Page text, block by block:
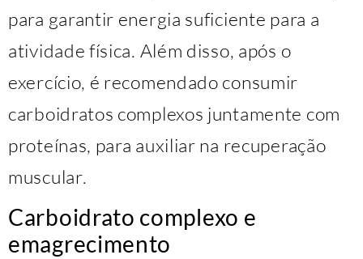
para garantir energia suficiente para a
atividade física. Além disso, após o
exercício, é recomendado consumir
carboidratos complexos juntamente com
proteínas, para auxiliar na recuperação
muscular.
Carboidrato complexo e
emagrecimento